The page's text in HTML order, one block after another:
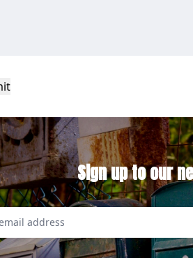
Sign up to our